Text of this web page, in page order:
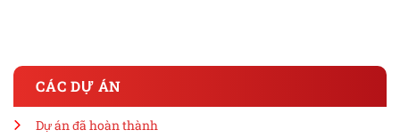
CÁC DỰ ÁN
Dự án đã hoàn thành